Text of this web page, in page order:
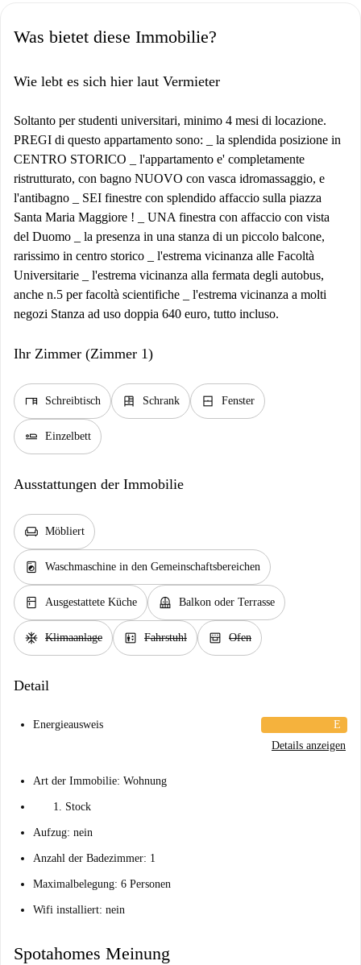
Was bietet diese Immobilie?
Wie lebt es sich hier laut Vermieter
Soltanto per studenti universitari, minimo 4 mesi di locazione.
PREGI di questo appartamento sono: _ la splendida posizione in
CENTRO STORICO _ l'appartamento e' completamente
ristrutturato, con bagno NUOVO con vasca idromassaggio, e
l'antibagno _ SEI finestre con splendido affaccio sulla piazza
Santa Maria Maggiore ! _ UNA finestra con affaccio con vista
del Duomo _ la presenza in una stanza di un piccolo balcone,
rarissimo in centro storico _ l'estrema vicinanza alle Facoltà
Universitarie _ l'estrema vicinanza alla fermata degli autobus,
anche n.5 per facoltà scientifiche _ l'estrema vicinanza a molti
negozi Stanza ad uso doppia 640 euro, tutto incluso.
Ihr Zimmer (Zimmer 1)
desk Schreibtisch dresser Schrank window_closed Fenster
airline_seat_flat Einzelbett
Ausstattungen der Immobilie
chair Möbliert
local_laundry_service Waschmaschine in den Gemeinschaftsbereichen
kitchen Ausgestattete Küche balcony Balkon oder Terrasse
ac_unit Klimaanlage elevator Fahrstuhl oven_gen Ofen
Detail
Energieausweis
E
Details anzeigen
Art der Immobilie: Wohnung
Stock
Aufzug: nein
Anzahl der Badezimmer: 1
Maximalbelegung: 6 Personen
Wifi installiert: nein
Spotahomes Meinung